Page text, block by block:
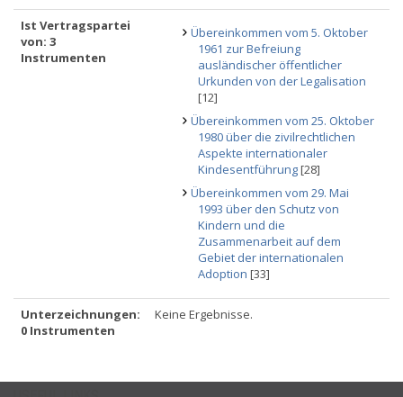
Ist Vertragspartei
von: 3
Instrumenten
Übereinkommen vom 5. Oktober
1961 zur Befreiung
ausländischer öffentlicher
Urkunden von der Legalisation
[12]
Übereinkommen vom 25. Oktober
1980 über die zivilrechtlichen
Aspekte internationaler
Kindesentführung[28]
Übereinkommen vom 29. Mai
1993 über den Schutz von
Kindern und die
Zusammenarbeit auf dem
Gebiet der internationalen
Adoption [33]
Unterzeichnungen:
0 Instrumenten
Keine Ergebnisse.